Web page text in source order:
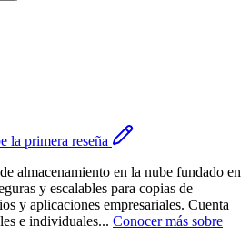
la primera reseña
almacenamiento en la nube fundado en
y escalables para copias de
y aplicaciones empresariales. Cuenta
e individuales... Conocer más sobre